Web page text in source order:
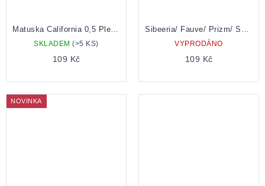
SKLADEM(>5 KS)
109 Kč
VYPRODÁNO
109 Kč
NOVINKA